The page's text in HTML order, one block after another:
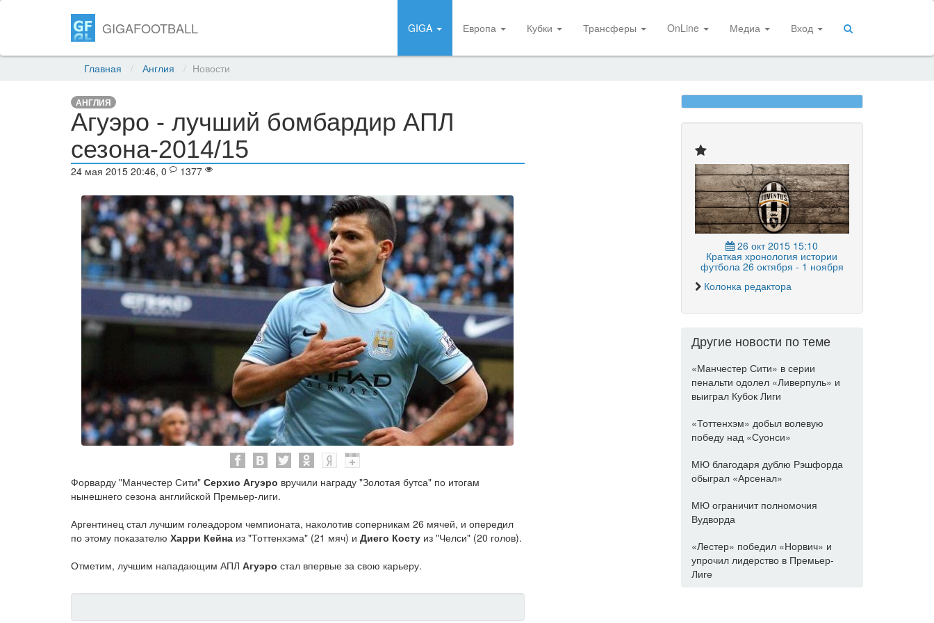
GIGAFOOTBALL GIGA Европа Кубки Трансферы OnLine Медиа Вход
Главная Англия Новости
АНГЛИЯ
Агуэро - лучший бомбардир АПЛ
сезона-2014/15
24 мая 2015 20:46, 0 1377
Форварду "Манчестер Сити" Серхио Агуэро вручили награду "Золотая бутса" по итогам
нынешнего сезона английской Премьер-лиги.
Аргентинец стал лучшим голеадором чемпионата, наколотив соперникам 26 мячей, и опередил
по этому показателю Харри Кейна из "Тоттенхэма" (21 мяч) и Диего Косту из "Челси" (20 голов).
Отметим, лучшим нападающим АПЛ Агуэро стал впервые за свою карьеру.
26 окт 2015 15:10
Краткая хронология истории
футбола 26 октября - 1 ноября
Колонка редактора
Другие новости по теме
«Манчестер Сити» в серии
пенальти одолел «Ливерпуль» и
выиграл Кубок Лиги
«Тоттенхэм» добыл волевую
победу над «Суонси»
МЮ благодаря дублю Рэшфорда
обыграл «Арсенал»
МЮ ограничит полномочия
Вудворда
«Лестер» победил «Норвич» и
упрочил лидерство в Премьер-
Лиге